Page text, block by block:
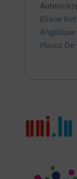
Eliane
Marco